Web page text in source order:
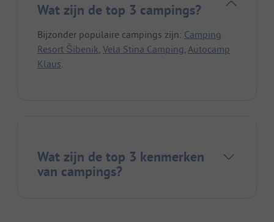
Wat zijn de top 3 campings?
Bijzonder populaire campings zijn: Camping
Resort Šibenik Vela Stina Camping Autocamp
Klaus
Wat zijn de top 3 kenmerken
van campings?